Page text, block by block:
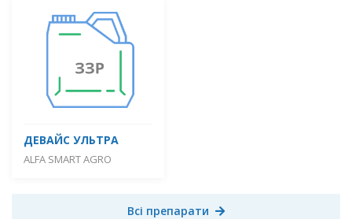
ДЕВАЙС УЛЬТРА
ALFA SMART AGRO
Всі препарати